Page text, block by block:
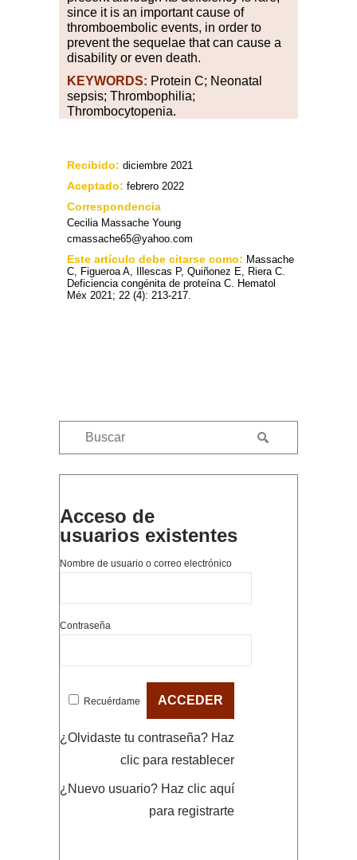
since it is an important cause of
thromboembolic events, in order to
prevent the sequelae that can cause a
disability or even death.
KEYWORDS: Protein C; Neonatal
sepsis; Thrombophilia;
Thrombocytopenia.
Recibido: diciembre 2021
Aceptado: febrero 2022
Correspondencia
Cecilia Massache Young
cmassache65@yahoo.com
Este artículo debe citarse como: Massache
C, Figueroa A, Illescas P, Quiñonez E, Riera C.
Deficiencia congénita de proteína C. Hematol
Méx 2021; 22 (4): 213-217.
Acceso de
usuarios existentes
Nombre de usuario o correo electrónico
Contraseña
Recuérdame
¿Olvidaste tu contraseña? Haz
clic para restablecer
¿Nuevo usuario? Haz clic aquí
para registrarte